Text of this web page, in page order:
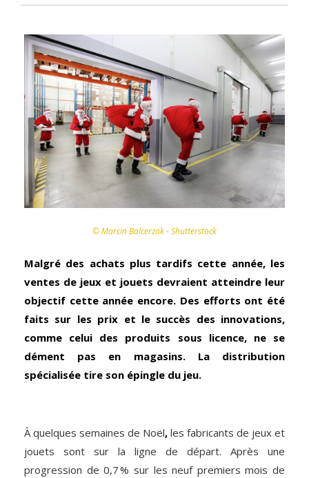
© Marcin Balcerzak - Shutterstock
Malgré des achats plus tardifs cette année, les
ventes de jeux et jouets devraient atteindre leur
objectif cette année encore. Des efforts ont été
faits sur les prix et le succès des innovations,
comme celui des produits sous licence, ne se
dément pas en magasins. La distribution
spécialisée tire son épingle du jeu.
À quelques semaines de Noël, les fabricants de jeux et
jouets sont sur la ligne de départ. Après une
progression de 0,7 % sur les neuf premiers mois de